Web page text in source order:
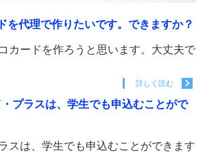
を代理で作りたいです。できますか？
カードを作ろうと思います。大丈夫で
詳しく読む
プラスは、学生でも申込むことがで
スは、学生でも申込むことができます